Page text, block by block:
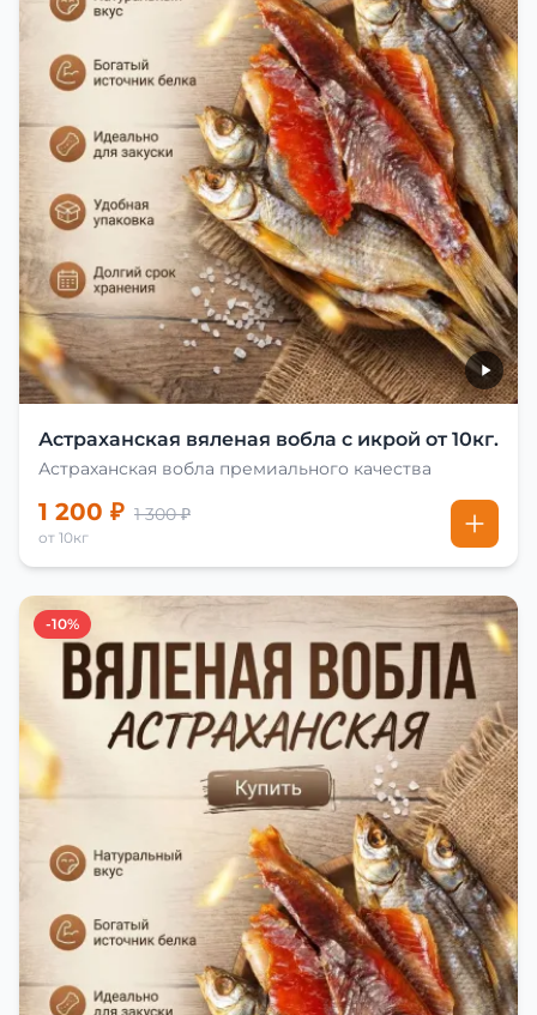
Астраханская вяленая вобла с икрой от 10кг.
Астраханская вобла премиального качества
1 200 ₽ 1 300 ₽
от 10кг
-10%